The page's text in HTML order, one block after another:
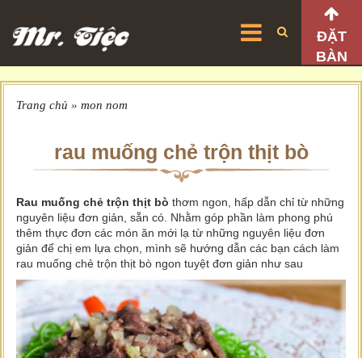
ĐẶT
BÀN
Trang chủ » mon nom
rau muống chẻ trộn thịt bò
Rau muống chẻ trộn thịt bò thơm ngon, hấp dẫn chỉ từ những
nguyên liệu đơn giản, sẵn có. Nhằm góp phần làm phong phú
thêm thực đơn các món ăn mới lạ từ những nguyên liệu đơn
giản để chị em lựa chọn, mình sẽ hướng dẫn các bạn cách làm
rau muống chẻ trộn thịt bò ngon tuyệt đơn giản như sau